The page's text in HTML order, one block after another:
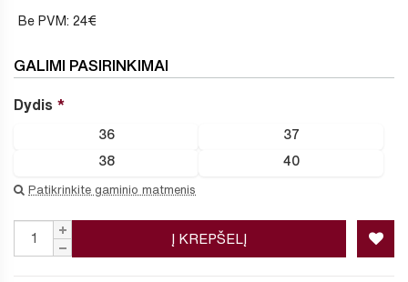
Be PVM: 24€
GALIMI PASIRINKIMAI
Dydis
36 37
38 40
Patikrinkite gaminio matmenis
Į KREPŠELĮ